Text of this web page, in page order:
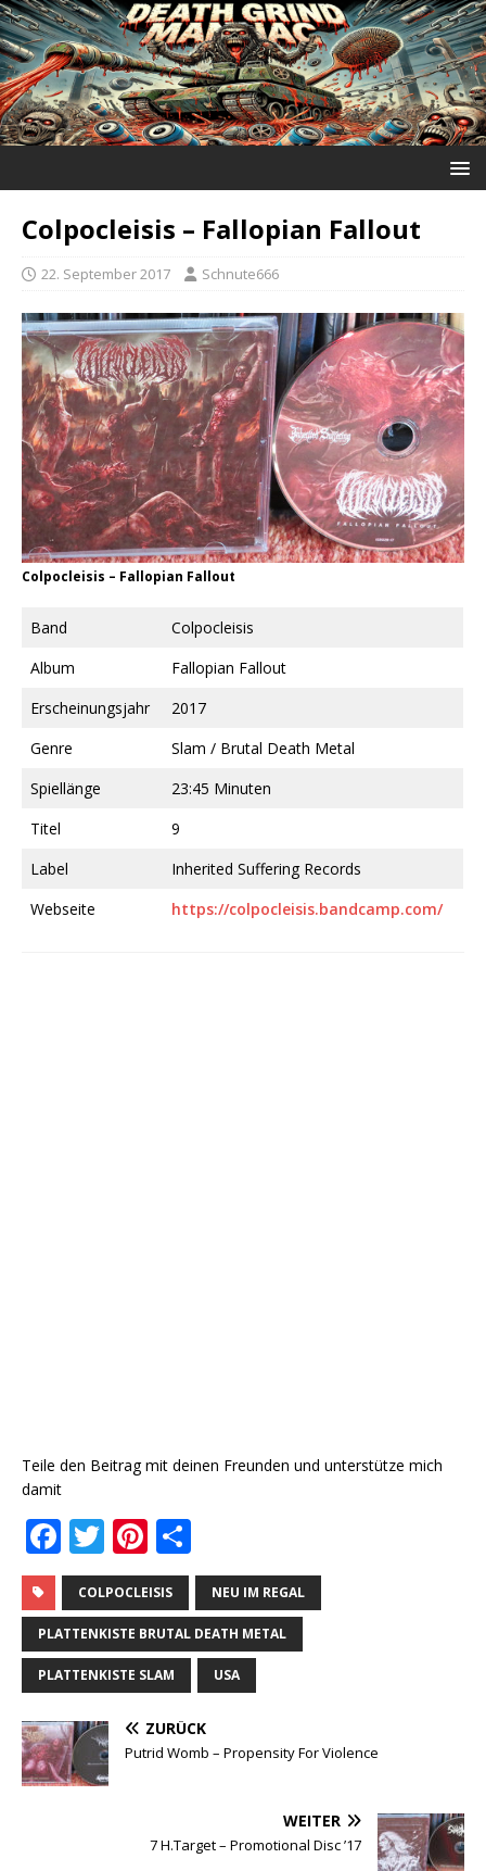
Colpocleisis ‎– Fallopian Fallout
22. September 2017 Schnute666
Colpocleisis ‎– Fallopian Fallout
Band
Colpocleisis
Album
Fallopian Fallout
Erscheinungsjahr
2017
Genre
Slam / Brutal Death Metal
Spiellänge
23:45 Minuten
Titel
9
Label
Inherited Suffering Records
Webseite
https://colpocleisis.bandcamp.com/
Teile den Beitrag mit deinen Freunden und unterstütze mich
damit
F
a
c
e
b
o
o
k
T
w
it
te
r
Pi
n
te
r
e
ei
le
n
COLPOCLEISIS NEU IM REGAL
PLATTENKISTE BRUTAL DEATH METAL
PLATTENKISTE SLAM USA
ZURÜCK
Putrid Womb ‎– Propensity For Violence
WEITER
7 H.Target ‎– Promotional Disc ’17